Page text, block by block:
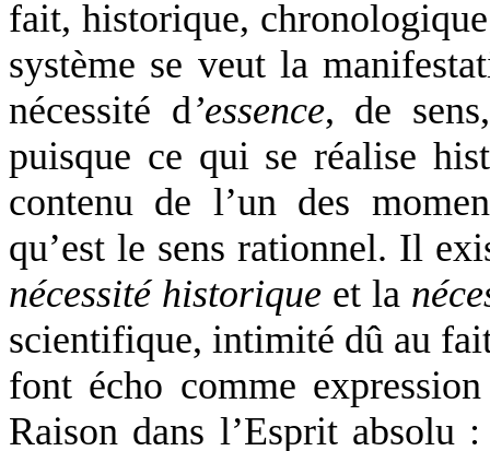
fait, historique,
système se veut la
nécessité d’essence, de
puisque ce qui se réalise
contenu de l’un des
qu’est le sens rationnel. Il
nécessité historique et la
scientifique, intimité dû au
font écho comme
Raison dans l’Esprit absolu